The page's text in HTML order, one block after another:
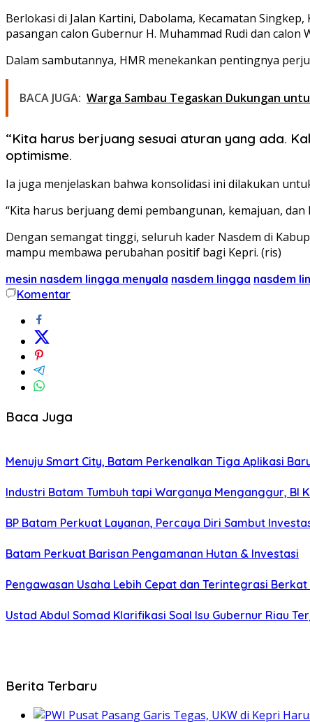
Berlokasi di Jalan Kartini, Dabolama, Kecamatan
pasangan calon Gubernur H. Muhammad Rudi dan calon
Dalam sambutannya, HMR menekankan pentingnya
BACA JUGA: Warga Sambau Tegaskan Dukungan
“Kita harus berjuang sesuai aturan yang ada.
optimisme.
Ia juga menjelaskan bahwa konsolidasi ini dilakukan
“Kita harus berjuang demi pembangunan, kemajuan,
Dengan semangat tinggi, seluruh kader Nasdem di
mampu membawa perubahan positif bagi Kepri. (ris)
mesin nasdem lingga menyala nasdem lingga nasdem
Komentar
Baca Juga
Menuju Smart City, Batam Perkenalkan Tiga Aplikasi
Industri Batam Tumbuh tapi Warganya Menganggur, BI
BP Batam Perkuat Layanan, Percaya Diri Sambut
Batam Perkuat Barisan Pengamanan Hutan & Investasi
Pengawasan Usaha Lebih Cepat dan Terintegrasi
Ustad Abdul Somad Klarifikasi Soal Isu Gubernur Riau
Berita Terbaru